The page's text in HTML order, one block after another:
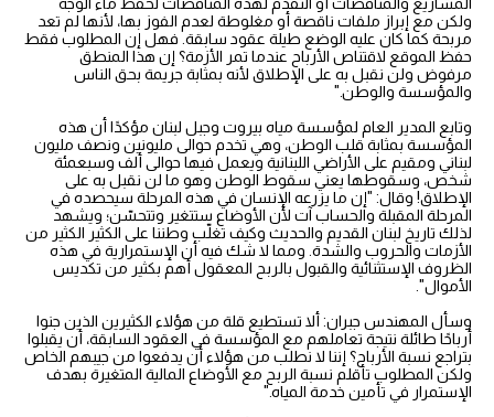
ولكن مع إبراز ملفات ناقصة أو مغلوطة لعدم الفوز بها، لأنها لم تعد
مربحة كما كان عليه الوضع طيلة عقود سابقة. فهل إن المطلوب فقط
حفظ الموقع لاقتناص الأرباح عندما تمر الأزمة؟ إن هذا المنطق
مرفوض ولن نقبل به على الإطلاق لأنه بمثابة جريمة بحق الناس
والمؤسسة والوطن."
وتابع المدير العام لمؤسسة مياه بيروت وجبل لبنان مؤكدًا أن هذه
المؤسسة بمثابة قلب الوطن، وهي تخدم حوالى مليونين ونصف مليون
لبناني ومقيم على الأراضي اللبنانية ويعمل فيها حوالى ألف وسبعمئة
شخص، وسقوطها يعني سقوط الوطن وهو ما لن نقبل به على
الإطلاق! وقال: "إن ما يزرعه الإنسان في هذه المرحلة سيحصده في
المرحلة المقبلة والحساب آت لأن الأوضاع ستتغير وتتحسّن؛ ويشهد
لذلك تاريخ لبنان القديم والحديث وكيف تغلّب وطننا على الكثير الكثير من
الأزمات والحروب والشدة. ومما لا شك فيه أن الإستمرارية في هذه
الظروف الإستثنائية والقبول بالربح المعقول أهم بكثير من تكديس
الأموال".
وسأل المهندس جبران: ألا تستطيع قلة من هؤلاء الكثيرين الذين جنوا
أرباحًا طائلة نتيجة تعاملهم مع المؤسسة في العقود السابقة، أن يقبلوا
بتراجع نسبة الأرباح؟ إننا لا نطلب من هؤلاء أن يدفعوا من جيبهم الخاص
ولكن المطلوب تأقلم نسبة الربح مع الأوضاع المالية المتغيرة بهدف
الإستمرار في تأمين خدمة المياه."